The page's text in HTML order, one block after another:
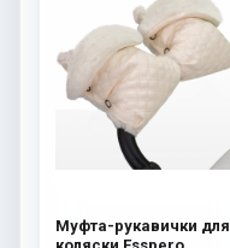
Муфта-рукавички для
коляски Esspero